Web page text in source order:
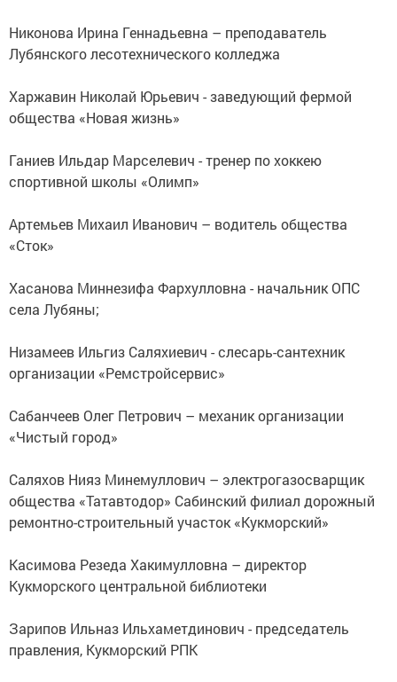
Никонова Ирина Геннадьевна – преподаватель
Лубянского лесотехнического колледжа
Харжавин Николай Юрьевич - заведующий фермой
общества «Новая жизнь»
Ганиев Ильдар Марселевич - тренер по хоккею
спортивной школы «Олимп»
Артемьев Михаил Иванович – водитель общества
«Сток»
Хасанова Миннезифа Фархулловна - начальник ОПС
села Лубяны;
Низамеев Ильгиз Саляхиевич - слесарь-сантехник
организации «Ремстройсервис»
Сабанчеев Олег Петрович – механик организации
«Чистый город»
Саляхов Нияз Минемуллович – электрогазосварщик
общества «Татавтодор» Сабинский филиал дорожный
ремонтно-строительный участок «Кукморский»
Касимова Резеда Хакимулловна – директор
Кукморского центральной библиотеки
Зарипов Ильназ Ильхаметдинович - председатель
правления, Кукморский РПК